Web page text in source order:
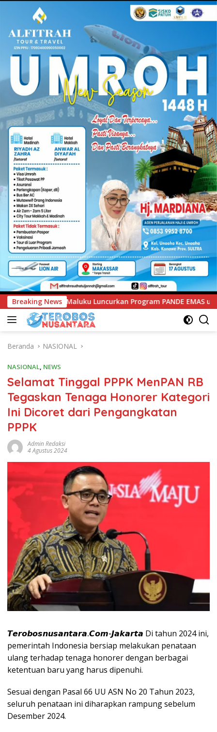
Breaking News
Program PANDE EMAS untuk Perkuat Pemberdayaan
Beranda NASIONAL
NASIONAL, NEWS
Selamat Tinggal PPPK MenPAN RB
Tegaskan Tenaga Honorer Kategori
Ini Dicoret dari Pengangkatan
PPPK
Admin Redaksi
4 Agustus 2024
𝙏𝙚𝙧𝙤𝙗𝙤𝙨𝙣𝙪𝙨𝙖𝙣𝙩𝙖𝙧𝙖.𝘾𝙤𝙢-𝙅𝙖𝙠𝙖𝙧𝙩𝙖 Di tahun 2024 ini,
pemerintah Indonesia bersiap melakukan penataan
ulang terhadap tenaga honorer dengan berbagai
ketentuan baru yang harus dipenuhi.
Sesuai dengan Pasal 66 UU ASN No 20 Tahun 2023,
seluruh penataan ini diharapkan rampung sebelum
Desember 2024.